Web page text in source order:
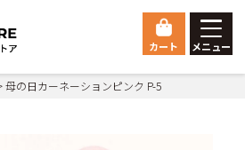
カート メニュー
ゲスト 様こんにちは
母の日カーネーションピンク P-5